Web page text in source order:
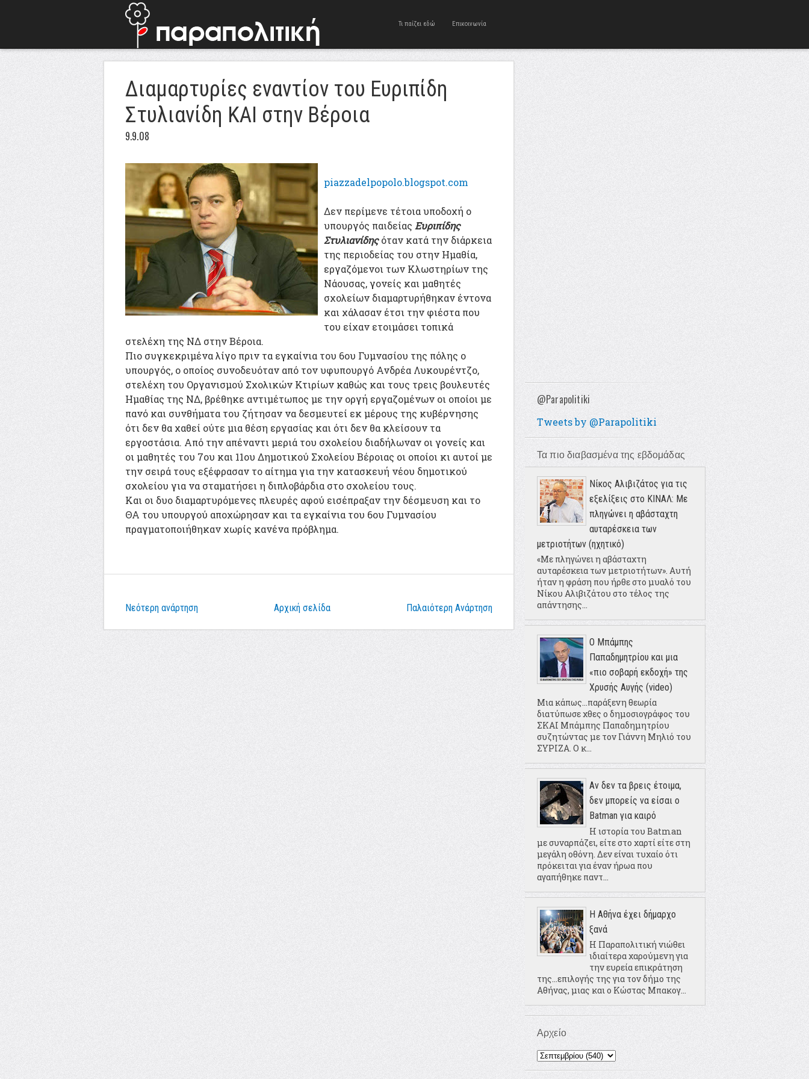
Τι παίζει εδώ Επικοινωνία
Διαμαρτυρίες εναντίον του Ευριπίδη
Στυλιανίδη ΚΑΙ στην Βέροια
9.9.08
piazzadelpopolo.blogspot.com
Δεν περίμενε τέτοια υποδοχή ο
υπουργός παιδείας Ευριπίδης
Στυλιανίδηςόταν κατά την διάρκεια
της περιοδείας του στην Ημαθία,
εργαζόμενοι των Κλωστηρίων της
Νάουσας, γονείς και μαθητές
σχολείων διαμαρτυρήθηκαν έντονα
και χάλασαν έτσι την φιέστα που
του είχαν ετοιμάσει τοπικά
στελέχη της ΝΔ στην Βέροια.
Πιο συγκεκριμένα λίγο πριν τα εγκαίνια του 6ου Γυμνασίου της πόλης ο
υπουργός, ο οποίος συνοδευόταν από τον υφυπουργό Ανδρέα Λυκουρέντζο,
στελέχη του Οργανισμού Σχολικών Κτιρίων καθώς και τους τρεις βουλευτές
Ημαθίας της ΝΔ, βρέθηκε αντιμέτωπος με την οργή εργαζομένων οι οποίοι με
πανό και συνθήματα του ζήτησαν να δεσμευτεί εκ μέρους της κυβέρνησης
ότι δεν θα χαθεί ούτε μια θέση εργασίας και ότι δεν θα κλείσουν τα
εργοστάσια. Από την απέναντι μεριά του σχολείου διαδήλωναν οι γονείς και
οι μαθητές του 7ου και 11ου Δημοτικού Σχολείου Βέροιας οι οποίοι κι αυτοί με
την σειρά τους εξέφρασαν το αίτημα για την κατασκευή νέου δημοτικού
σχολείου για να σταματήσει η διπλοβάρδια στο σχολείου τους.
Και οι δυο διαμαρτυρόμενες πλευρές αφού εισέπραξαν την δέσμευση και το
ΘΑ του υπουργού αποχώρησαν και τα εγκαίνια του 6ου Γυμνασίου
πραγματοποιήθηκαν χωρίς κανένα πρόβλημα.
Νεότερη ανάρτηση Παλαιότερη Ανάρτηση
Αρχική σελίδα
@Parapolitiki
Tweets by @Parapolitiki
Τα πιο διαβασμένα της εβδομάδας
Νίκος Αλιβιζάτος για τις
εξελίξεις στο ΚΙΝΑΛ: Με
πληγώνει η αβάσταχτη
αυταρέσκεια των
μετριοτήτων (ηχητικό)
«Με πληγώνει η αβάσταχτη
αυταρέσκεια των μετριοτήτων». Αυτή
ήταν η φράση που ήρθε στο μυαλό του
Νίκου Αλιβιζάτου στο τέλος της
απάντησης...
Ο Μπάμπης
Παπαδημητρίου και μια
«πιο σοβαρή εκδοχή» της
Χρυσής Αυγής (video)
Μια κάπως...παράξενη θεωρία
διατύπωσε χθες ο δημοσιογράφος του
ΣΚΑΙ Μπάμπης Παπαδημητρίου
συζητώντας με τον Γιάννη Μηλιό του
ΣΥΡΙΖΑ. Ο κ...
Αν δεν τα βρεις έτοιμα,
δεν μπορείς να είσαι ο
Batman για καιρό
Η ιστορία του Batman
με συναρπάζει, είτε στο χαρτί είτε στη
μεγάλη οθόνη. Δεν είναι τυχαίο ότι
πρόκειται για έναν ήρωα που
αγαπήθηκε παντ...
Η Αθήνα έχει δήμαρχο
ξανά
Η Παραπολιτική νιώθει
ιδιαίτερα χαρούμενη για
την ευρεία επικράτηση
της...επιλογής της για τον δήμο της
Αθήνας, μιας και ο Κώστας Μπακογ...
Αρχείο